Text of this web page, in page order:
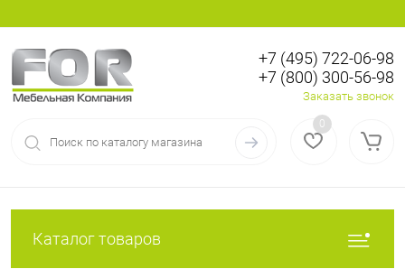
Регистрация
+7 (495) 722-06-98
+7 (800) 300-56-98
Заказать звонок
0
Каталог товаров